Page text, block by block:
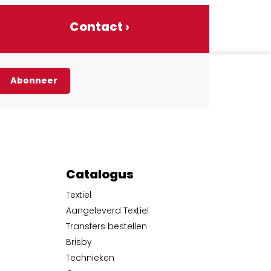
Contact ›
Abonneer
Catalogus
Textiel
Aangeleverd Textiel
Transfers bestellen
Brisby
Technieken